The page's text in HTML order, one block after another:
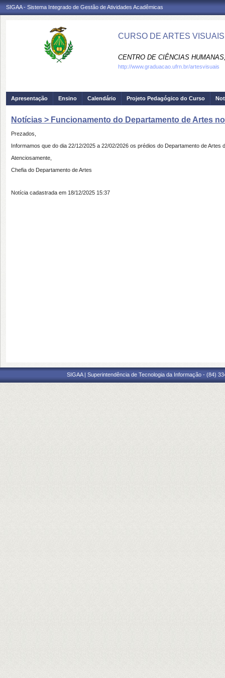
SIGAA - Sistema Integrado de Gestão de Atividades Acadêmicas
CURSO DE ARTES
CENTRO DE CIÊNCIAS
http://www.graduacao.ufrn.br/artesvisuais
Apresentação Ensino Calendário Projeto Pedagógico do Curso
Notícias > Funcionamento do Departamento de Artes
Prezados,
Informamos que do dia 22/12/2025 a 22/02/2026 os prédios do Departamento de Artes
Atenciosamente,
Chefia do Departamento de Artes
Notícia cadastrada em 18/12/2025 15:37
SIGAA | Superintendência de Tecnologia da Informação - (84)